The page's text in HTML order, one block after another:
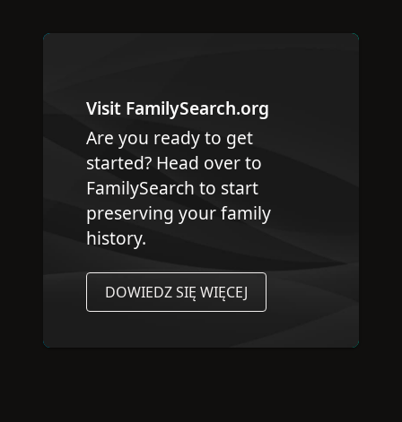
Visit FamilySearch.org
Are you ready to get
started? Head over to
FamilySearch to start
preserving your family
history.
DOWIEDZ SIĘ WIĘCEJ